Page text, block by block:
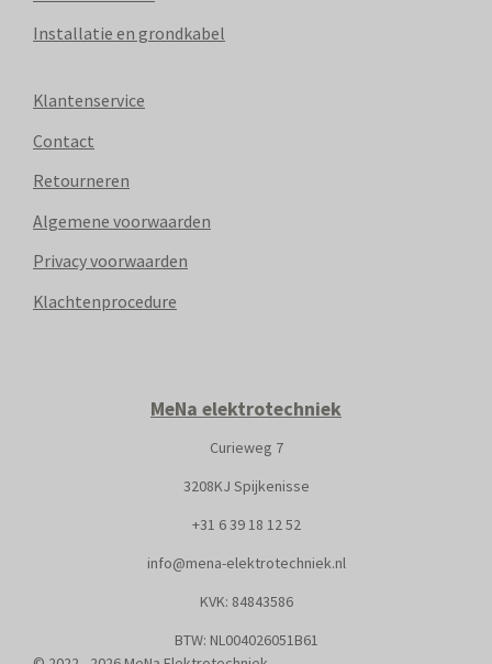
Installatie en grondkabel
Klantenservice
Contact
Retourneren
Algemene voorwaarden
Privacy voorwaarden
Klachtenprocedure
MeNa elektrotechniek
Curieweg 7
3208KJ Spijkenisse
+31 6 39 18 12 52
info@mena-elektrotechniek.nl
KVK: 84843586
BTW: NL004026051B61